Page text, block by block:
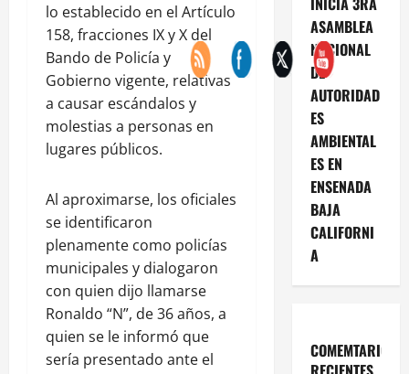
lo establecido en el Artículo
158, fracciones IX y X del
Bando de Policía y
Gobierno vigente, relativas
a causar escándalos y
molestias a personas en
lugares públicos.
Al aproximarse, los oficiales
se identificaron
plenamente como policías
municipales y dialogaron
con quien dijo llamarse
Ronaldo “N”, de 36 años, a
quien se le informó que
sería presentado ante el
ASAMBLEA
NACIONAL
DE
AUTORIDAD
ES
AMBIENTAL
ES EN
ENSENADA
BAJA
CALIFORNI
A
COMEMTARIOS